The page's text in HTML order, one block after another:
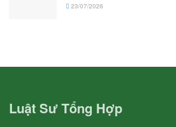
23/07/2026
Luật Sư Tổng Hợp